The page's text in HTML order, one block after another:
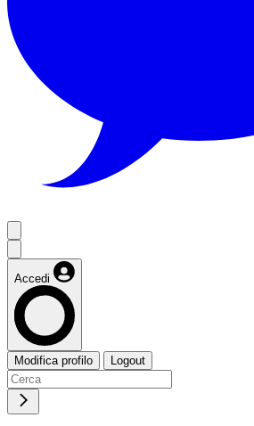
Accedi
Modifica profilo Logout